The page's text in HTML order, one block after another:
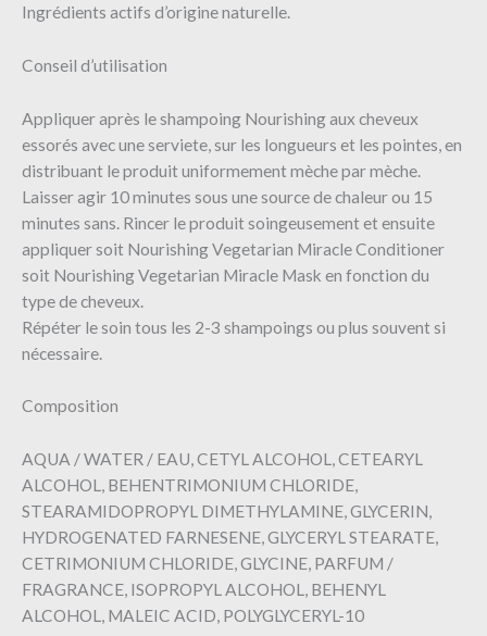
Ingrédients actifs d’origine naturelle.
Conseil d’utilisation
Appliquer après le shampoing Nourishing aux cheveux
essorés avec une serviete, sur les longueurs et les pointes, en
distribuant le produit uniformement mèche par mèche.
Laisser agir 10 minutes sous une source de chaleur ou 15
minutes sans. Rincer le produit soingeusement et ensuite
appliquer soit Nourishing Vegetarian Miracle Conditioner
soit Nourishing Vegetarian Miracle Mask en fonction du
type de cheveux.
Répéter le soin tous les 2-3 shampoings ou plus souvent si
nécessaire.
Composition
AQUA / WATER / EAU, CETYL ALCOHOL, CETEARYL
ALCOHOL, BEHENTRIMONIUM CHLORIDE,
STEARAMIDOPROPYL DIMETHYLAMINE, GLYCERIN,
HYDROGENATED FARNESENE, GLYCERYL STEARATE,
CETRIMONIUM CHLORIDE, GLYCINE, PARFUM /
FRAGRANCE, ISOPROPYL ALCOHOL, BEHENYL
ALCOHOL, MALEIC ACID, POLYGLYCERYL-10